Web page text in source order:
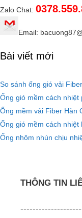
Zalo Chat:
Email:
Bài viết mới
So sánh ống gió vải
Ống gió mềm cách nhiệt
Ống mềm vải Fiber Hàn
Ống gió mềm cách nhiệt
Ống nhôm nhún chịu
THÔNG TIN